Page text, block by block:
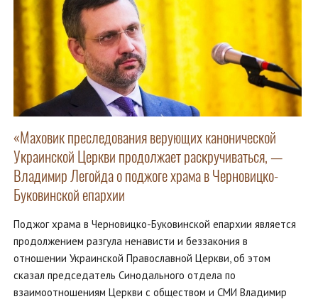
«Маховик преследования верующих канонической
Украинской Церкви продолжает раскручиваться, —
Владимир Легойда о поджоге храма в Черновицко-
Буковинской епархии
Поджог храма в Черновицко-Буковинской епархии является
продолжением разгула ненависти и беззакония в
отношении Украинской Православной Церкви, об этом
сказал председатель Синодального отдела по
взаимоотношениям Церкви с обществом и СМИ Владимир